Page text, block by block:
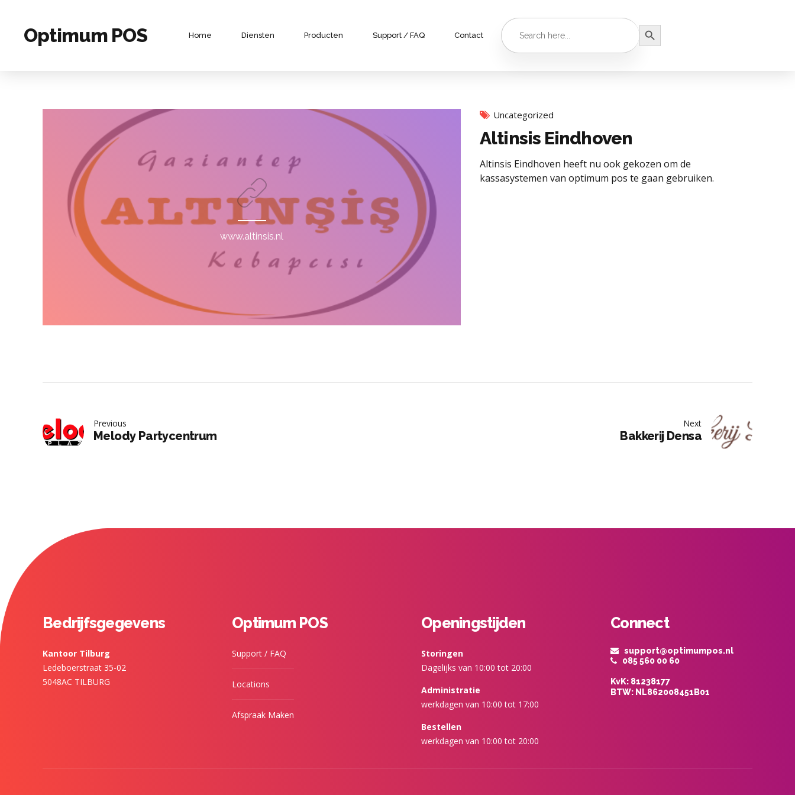
Optimum POS Home Diensten Producten Support / FAQ Contact
Search
for:
Search Button
www.altinsis.nl
Uncategorized
Altinsis Eindhoven
Altinsis Eindhoven heeft nu ook gekozen om de
kassasystemen van optimum pos te gaan gebruiken.
Previous
Melody Partycentrum
Next
Bakkerij Densa
Bedrijfsgegevens
Kantoor Tilburg
Ledeboerstraat 35-02
5048AC TILBURG
Optimum POS
Support / FAQ
Locations
Afspraak Maken
Openingstijden
Storingen
Dagelijks van 10:00 tot 20:00
Administratie
werkdagen van 10:00 tot 17:00
Bestellen
werkdagen van 10:00 tot 20:00
Connect
support@optimumpos.nl
085 560 00 60
KvK: 81238177
BTW: NL862008451B01